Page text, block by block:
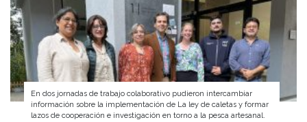
En dos jornadas de trabajo colaborativo pudieron intercambiar
información sobre la implementación de La ley de caletas y formar
lazos de cooperación e investigación en torno a la pesca artesanal.